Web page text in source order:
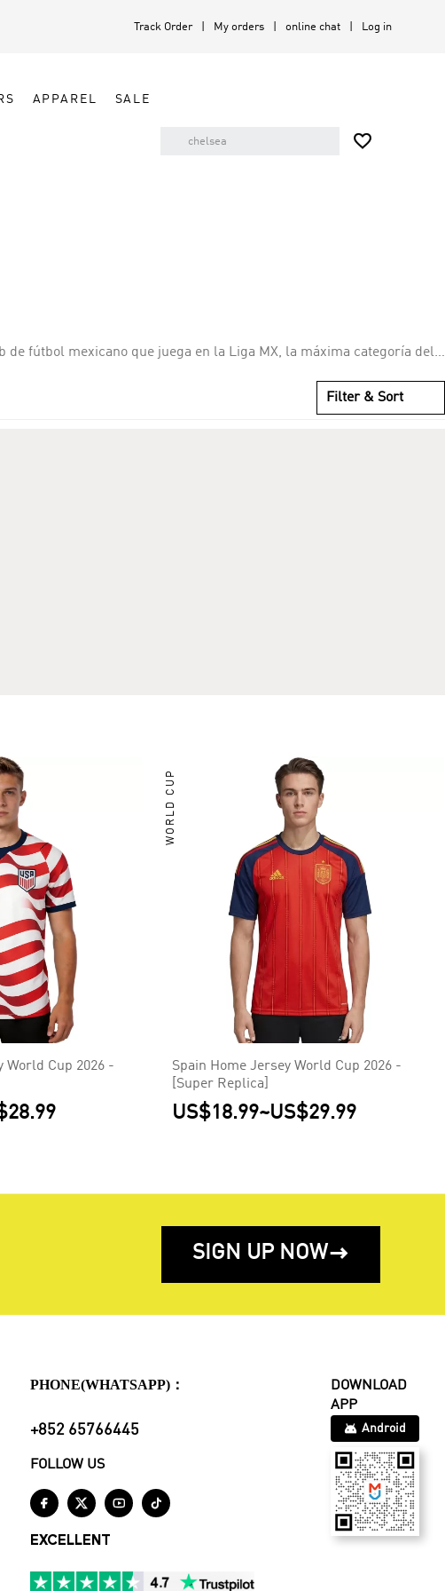
Track Order My orders online chat Log in
APPAREL SALE

de fútbol mexicano que juega en la Liga MX, la máxima categoría del
el equipo también ha ganado dos copas nacionales y dos Copas
Filter & Sort
World Cup 2026 -
WORLD CUP
Spain Home Jersey World Cup 2026 -
[Super Replica]
US$18.99~US$29.99
SIGN UP NOW
PHONE(WHATSAPP)：
+852 65766445
FOLLOW US
   
EXCELLENT
DOWNLOAD
APP
Android